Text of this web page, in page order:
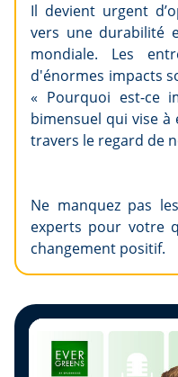
Il devient urgent
vers une durabilité
mondiale. Les
d'énormes impacts
« Pourquoi est-ce
bimensuel qui vise
travers le regard de
Ne manquez pas
experts pour votre
changement positif.